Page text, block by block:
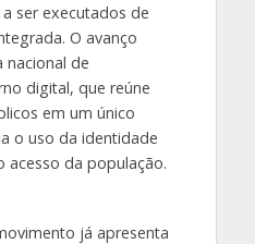
ser executados de
O avanço
nacional de
digital, que reúne
em um único
o uso da identidade
acesso da população.
já apresenta